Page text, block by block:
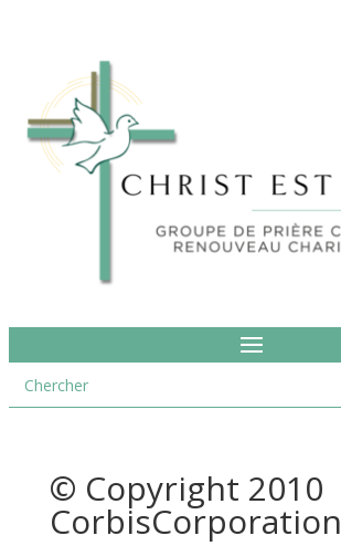
© Copyright 2010
CorbisCorporation